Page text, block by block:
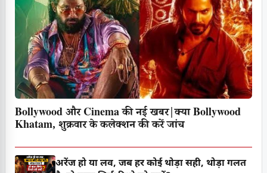
Bollywood और Cinema की नई खबर|क्या Bollywood
Khatam, शुक्रवार के कलेक्शन की करें जांच
अरेंज हो या लव, जब हर कोई थोड़ा सही, थोड़ा गलत